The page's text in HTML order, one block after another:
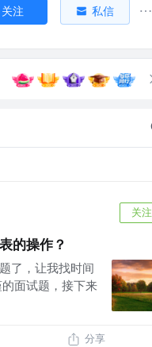
关注 私信
关注
的操作？
了，让我找时间
面试题，接下来
分享